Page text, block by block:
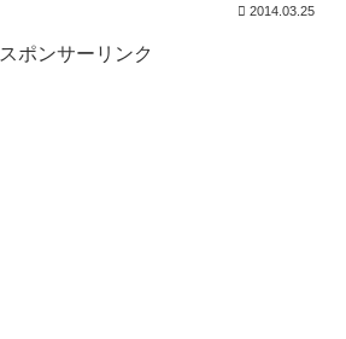
2014.03.25
スポンサーリンク